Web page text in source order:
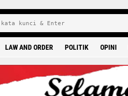
LAW AND ORDER POLITIK OPINI